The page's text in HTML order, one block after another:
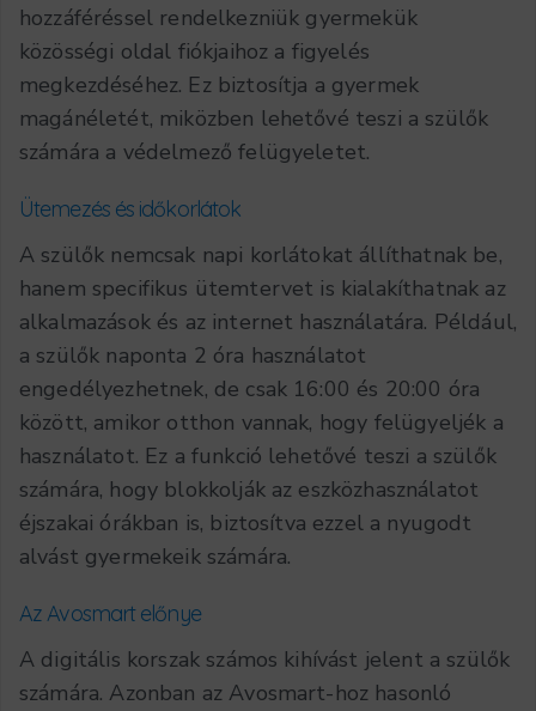
hozzáféréssel rendelkezniük gyermekük
közösségi oldal fiókjaihoz a figyelés
megkezdéséhez. Ez biztosítja a gyermek
magánéletét, miközben lehetővé teszi a szülők
számára a védelmező felügyeletet.
Ütemezés és időkorlátok
A szülők nemcsak napi korlátokat állíthatnak be,
hanem specifikus ütemtervet is kialakíthatnak az
alkalmazások és az internet használatára. Például,
a szülők naponta 2 óra használatot
engedélyezhetnek, de csak 16:00 és 20:00 óra
között, amikor otthon vannak, hogy felügyeljék a
használatot. Ez a funkció lehetővé teszi a szülők
számára, hogy blokkolják az eszközhasználatot
éjszakai órákban is, biztosítva ezzel a nyugodt
alvást gyermekeik számára.
Az Avosmart előnye
A digitális korszak számos kihívást jelent a szülők
számára. Azonban az Avosmart-hoz hasonló